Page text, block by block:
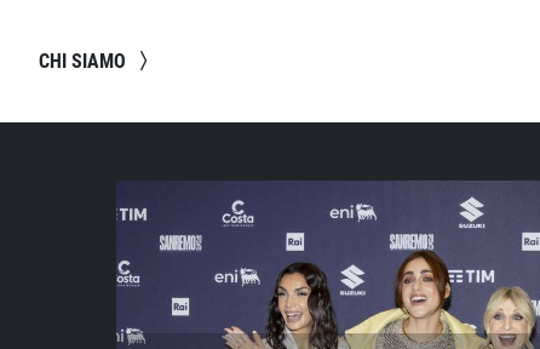
CHI SIAMO